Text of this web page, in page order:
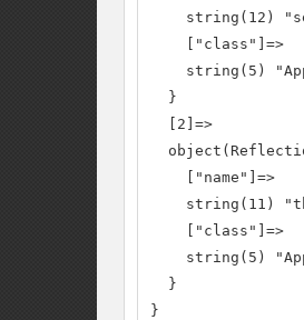
string(12)
    ["class"]=>
string(5)
  }
  [2]=>
    ["name"]=>
string(11)
    ["class"]=>
string(5)
  }
}